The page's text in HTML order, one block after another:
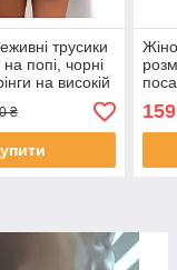
трусики
попі, чорні
на високій
₴ 159